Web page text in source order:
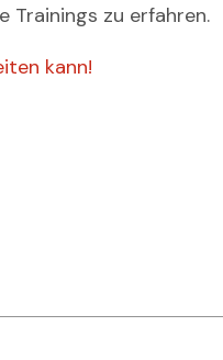
Trainings zu erfahren.
kann!